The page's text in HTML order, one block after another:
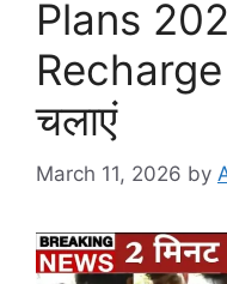
Plans
Recharge
चलाएं
March 11, 2026 by